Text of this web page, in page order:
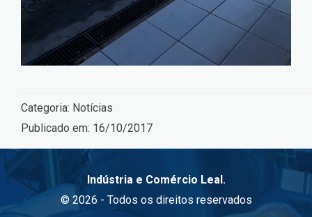
Categoria: Notícias
Publicado em: 16/10/2017
Indústria e Comércio Leal.
© 2026 - Todos os direitos reservados